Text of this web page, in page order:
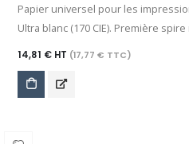
Papier universel pour les
Ultra blanc (170 CIE). Première
14,81 € HT (17,77 € TTC)